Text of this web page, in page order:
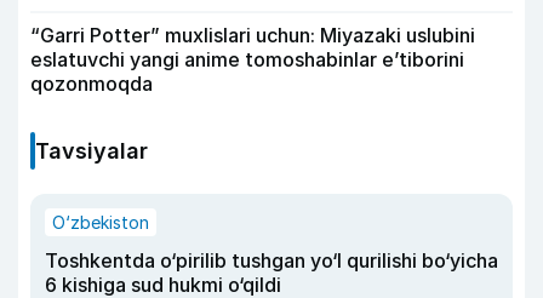
“Garri Potter” muxlislari uchun: Miyazaki uslubini
eslatuvchi yangi anime tomoshabinlar e’tiborini
qozonmoqda
Tavsiyalar
O‘zbekiston
Toshkentda o‘pirilib tushgan yo‘l qurilishi bo‘yicha
6 kishiga sud hukmi o‘qildi